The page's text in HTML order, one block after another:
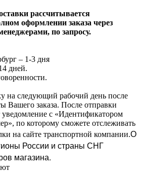
рассчитывается
оформлении заказа через
по запросу.
– 1-3 дня
дней.​
на следующий рабочий день после
Вашего заказа. После отправки
с «Идентификатором
по которому сможете отслеживать
на сайте транспортной компании.О
России и страны СНГ
магазина.